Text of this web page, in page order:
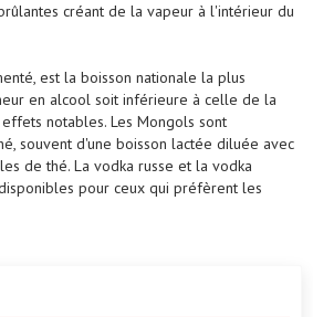
créant de la vapeur à l'intérieur du
est la boisson nationale la plus
en alcool soit inférieure à celle de la
notables. Les Mongols sont
souvent d'une boisson lactée diluée avec
de thé. La vodka russe et la vodka
pour ceux qui préfèrent les